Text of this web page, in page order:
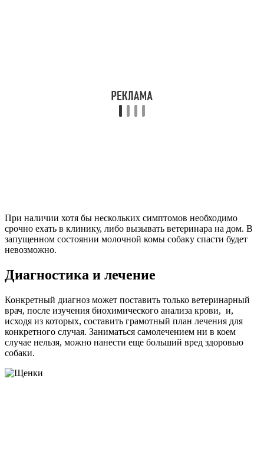
При наличии хотя бы нескольких симптомов необходимо
срочно ехать в клинику, либо вызывать ветеринара на дом. В
запущенном состоянии молочной комы собаку спасти будет
невозможно.
Диагностика и лечение
Конкретный диагноз может поставить только ветеринарный
врач, после изучения биохимического анализа крови, и,
исходя из которых, составить грамотный план лечения для
конкретного случая. Заниматься самолечением ни в коем
случае нельзя, можно нанести еще больший вред здоровью
собаки.